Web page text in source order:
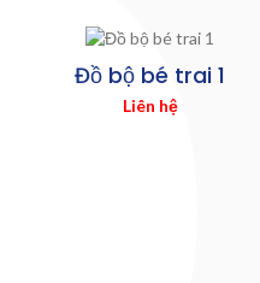
Đồ bộ bé trai 1
Liên hệ